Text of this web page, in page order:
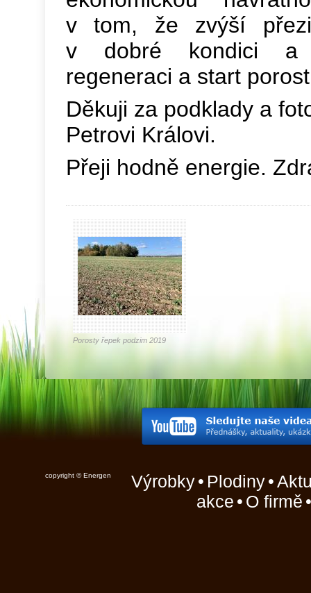
v tom, že zvýší
v dobré kondici a
regeneraci a start
Děkuji za podklady a
Petrovi Královi.
Přeji hodně energie.
Porosty řepek podzim 2019
copyright © Energen Výrobky• Plodiny•
akce • O firmě •